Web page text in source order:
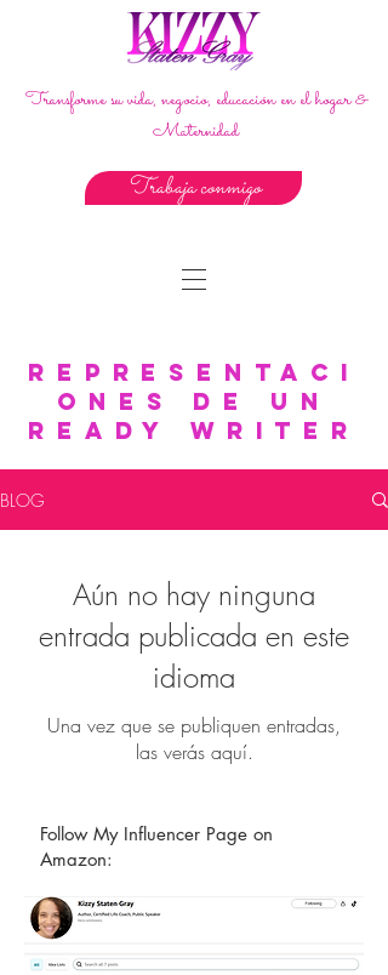
Transforme su vida, negocio, educación en el hogar &
Maternidad
Trabaja conmigo
Representaci
ones de un
Ready Writer
BLOG
Aún no hay ninguna
entrada publicada en este
idioma
Una vez que se publiquen entradas,
las verás aquí.
Follow My Influencer Page on
Amazon: